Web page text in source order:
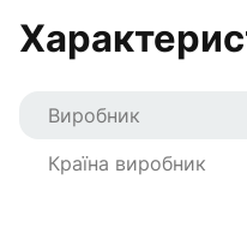
Виробник
Країна виробник